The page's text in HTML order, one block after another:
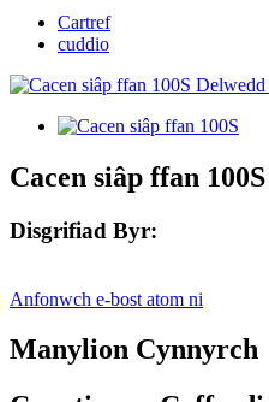
Cartref
cuddio
Cacen siâp ffan 100S
Disgrifiad Byr:
Anfonwch e-bost atom ni
Manylion Cynnyrch